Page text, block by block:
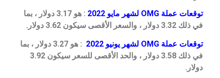
توقعات عملة OMG لشهر مايو 2022
: هو 3.17 دولار ، بما
في ذلك 3.32 دولار ، والسعر الأقصى سيكون 3.62 دولار.
توقعات عملة OMG لشهر يونيو 2022
: هو 3.27 دولار ، بما
في ذلك 3.58 دولار ، والحد الأقصى للسعر سيكون 3.92
دولار.